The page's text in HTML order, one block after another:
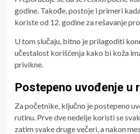
godine. Takođe, postoje i primeri
koriste od 12. godine za rešavanje
U tom slučaju, bitno je prilagoditi
učestalost korišćenja kako bi koža
privikne.
Postepeno uvođenje u
Za početnike, ključno je postepeno
rutinu. Prve dve nedelje koristi se
zatim svake druge večeri, a nakon